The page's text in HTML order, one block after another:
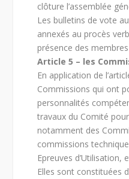
clôture l’assemblée
Les bulletins de vote
annexés au procès
présence des
Article 5 – les
En application de
Commissions qui ont
personnalités
travaux du Comité
notamment des
commissions
Epreuves d’Utilisation,
Elles sont constituées